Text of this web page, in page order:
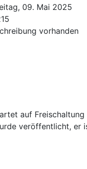
09. Mai 2025
vorhanden
auf Freischaltung
veröffentlicht, er